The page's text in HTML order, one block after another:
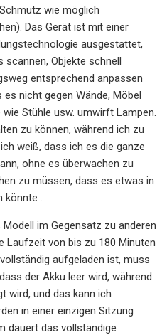
wie möglich
Das Gerät ist mit einer
ausgestattet,
scannen, Objekte schnell
entsprechend anpassen
nicht gegen Wände, Möbel
Stühle usw. umwirft Lampen.
zu können, während ich zu
weiß, dass ich es die ganze
ohne es überwachen zu
zu müssen, dass es etwas in
könnte .
im Gegensatz zu anderen
Laufzeit von bis zu 180 Minuten
aufgeladen ist, muss
der Akku leer wird, während
wird, und das kann ich
in einer einzigen Sitzung
dauert das vollständige